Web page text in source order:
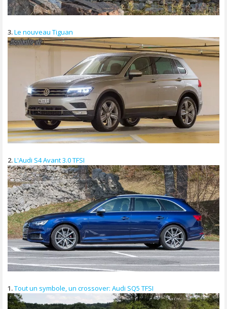
3.Le nouveau Tiguan
2.L'Audi S4 Avant 3.0 TFSI
1.Tout un symbole, un crossover: Audi SQ5 TFSI